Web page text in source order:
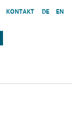
KONTAKT DE EN